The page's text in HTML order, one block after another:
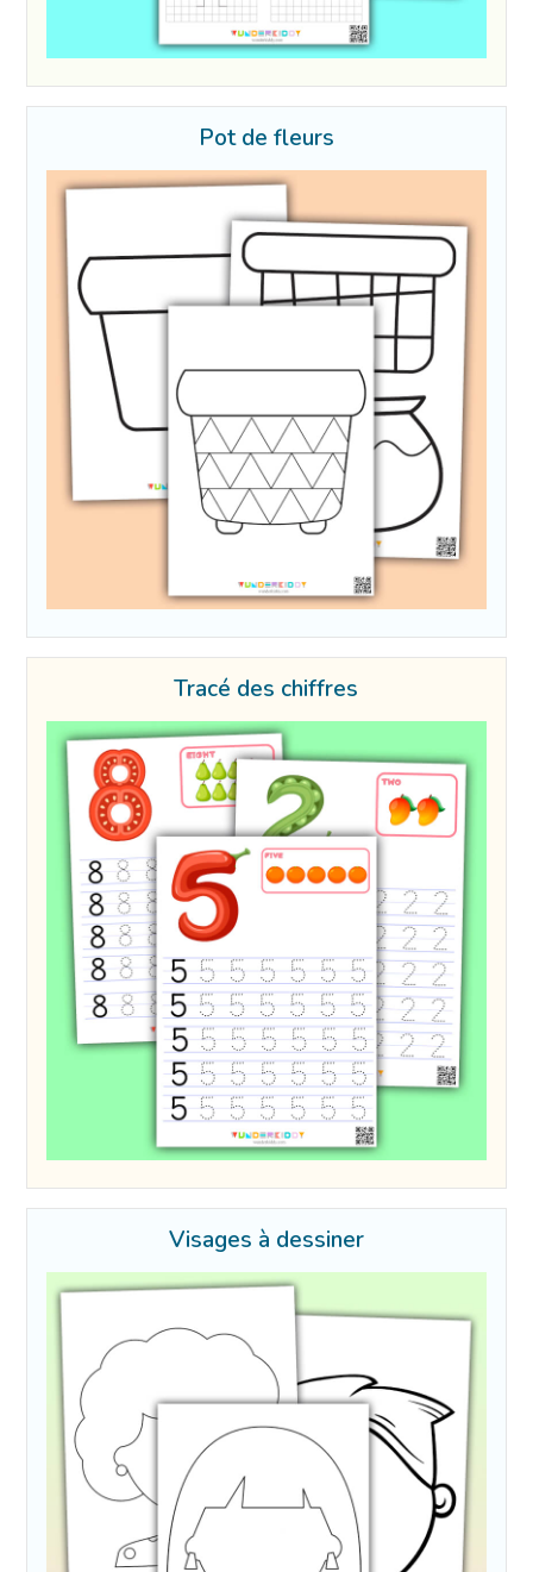
Pot de fleurs
Tracé des chiffres
Visages à dessiner